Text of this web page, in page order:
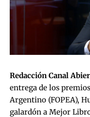
Redacción Canal
entrega de los
Argentino (FOPEA),
galardón a Mejor